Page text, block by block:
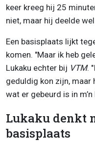
keer kreeg hij 25
niet, maar hij deelde
Een basisplaats lijkt
komen. "Maar ik heb
Lukaku echter bij VTM.
geduldig kon zijn,
wat er gebeurd is in m’n
Lukaku denkt
basisplaats